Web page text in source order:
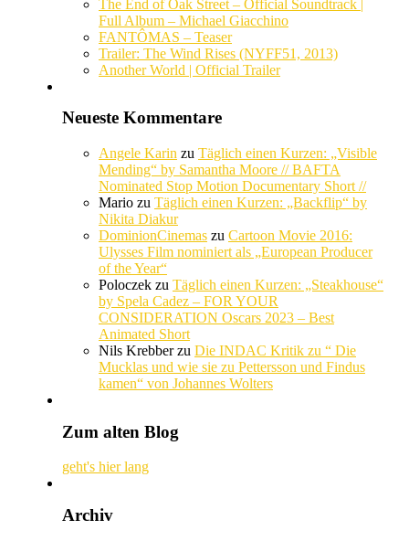
The End of Oak Street – Official Soundtrack |
Full Album – Michael Giacchino
FANTÔMAS – Teaser
Trailer: The Wind Rises (NYFF51, 2013)
Another World | Official Trailer
Neueste Kommentare
Angele Karin zu Täglich einen Kurzen: „Visible
Mending“ by Samantha Moore // BAFTA
Nominated Stop Motion Documentary Short //
Mario zu Täglich einen Kurzen: „Backflip“ by
Nikita Diakur
DominionCinemas zu Cartoon Movie 2016:
Ulysses Film nominiert als „European Producer
of the Year“
Poloczek zu Täglich einen Kurzen: „Steakhouse“
by Spela Cadez – FOR YOUR
CONSIDERATION Oscars 2023 – Best
Animated Short
Nils Krebberzu Die INDAC Kritik zu “ Die
Mucklas und wie sie zu Pettersson und Findus
kamen“ von Johannes Wolters
Zum alten Blog
geht's hier lang
Archiv